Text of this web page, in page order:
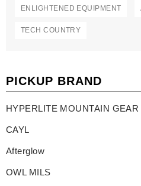
ENLIGHTENED EQUIPMENT
TECH COUNTRY
PICKUP BRAND
HYPERLITE MOUNTAIN GEAR
CAYL
Afterglow
OWL MILS